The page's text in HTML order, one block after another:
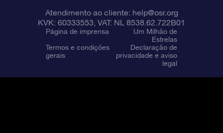
Atendimento ao cliente: help@osr.org
KVK: 60333553, VAT: NL 8538.62.722B01
Página de imprensa
Um Milhão de
Estrelas
Termos e condições
gerais
Declaração de
privacidade e aviso
legal